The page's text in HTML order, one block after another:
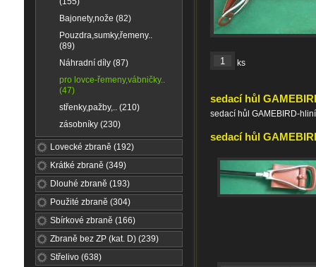
Bajonety,nože (82)
Pouzdra,sumky,řemeny..
(89)
Náhradní díly (87)
pro lovce-řemeny,vábničky..
(47)
střenky,pažby,.. (210)
zásobníky (230)
Lovecké zbraně (192)
Krátké zbraně (349)
Dlouhé zbraně (193)
Použité zbraně (304)
Sbírkové zbraně (166)
Zbraně bez ZP (kat. D) (239)
Střelivo (638)
ks
sedací hůl
sedací hůl GAMEBIRD-
sedací hůl